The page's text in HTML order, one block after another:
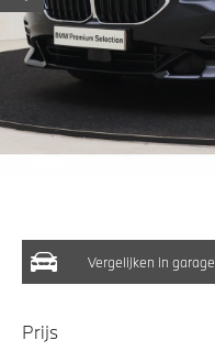
Vergelijken in garage
Prijs